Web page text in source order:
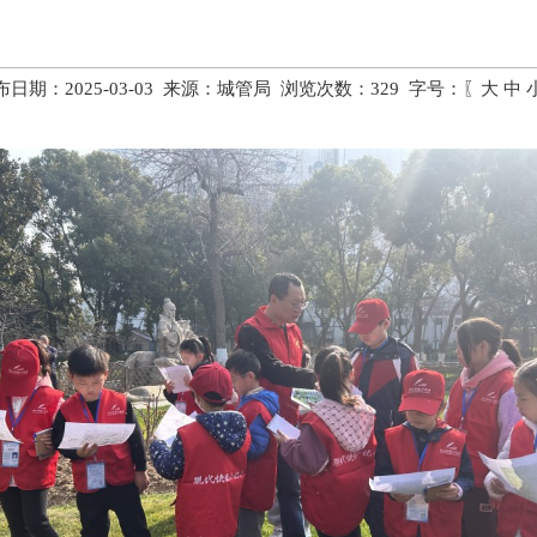
日期：2025-03-03 来源：城管局 浏览次数： 329 字号：〖 大 中